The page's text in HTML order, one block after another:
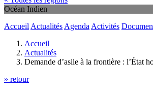
Océan Indien
Accueil Actualités Agenda Activités
Accueil
Actualités
Demande d’asile à la frontière : l’État
» retour